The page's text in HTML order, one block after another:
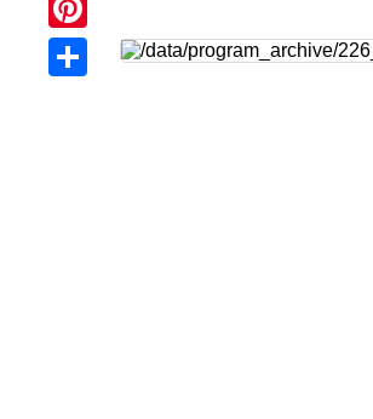
Pinterest